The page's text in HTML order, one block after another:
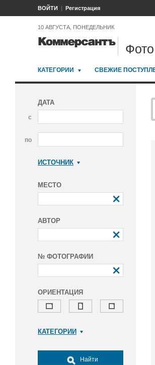
ВОЙТИ Регистрация
10 АВГУСТА, ПОНЕДЕЛЬНИК
Фото
КАТЕГОРИИ СВЕЖИЕ
ДАТА
с
по
ИСТОЧНИК
МЕСТО
АВТОР
№ ФОТОГРАФИИ
ОРИЕНТАЦИЯ
КАТЕГОРИИ
Досуг, туризм и отдых
Найти